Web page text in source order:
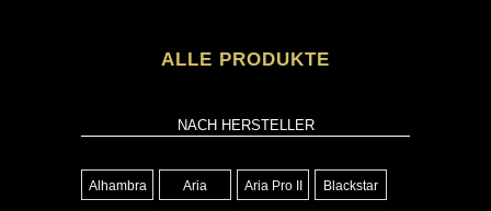
ALLE PRODUKTE
NACH HERSTELLER
Alhambra Aria Aria Pro II Blackstar